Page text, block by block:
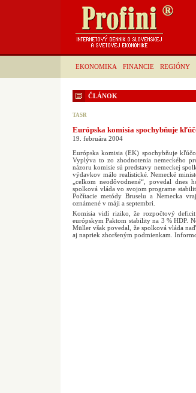
EKONOMIKA FINANCIE REGIÓNY
ČLÁNOK
TASR
Európska komisia spochybňuje
19. februára 2004
Európska komisia (EK) spochybňuje
Vyplýva to zo zhodnotenia nemeckého
názoru komisie sú predstavy nemeckej
výdavkov málo realistické. Nemecké
„celkom neodôvodnené“, povedal
spolková vláda vo svojom programe
Počítacie metódy Bruselu a Nemecka
oznámené v máji a septembri.
Komisia vidí riziko, že rozpočtový
európskym Paktom stability na 3 % HDP.
Müller však povedal, že spolková vláda
aj napriek zhoršeným podmienkam.